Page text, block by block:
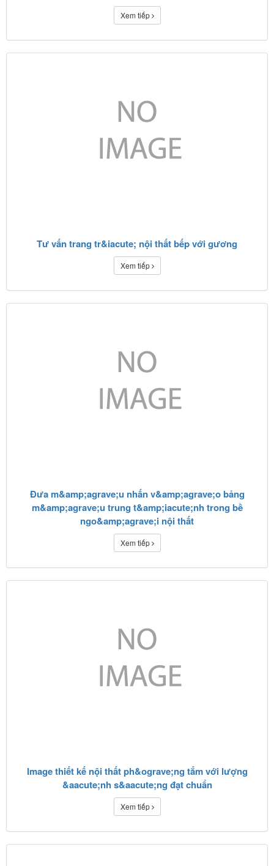
Xem tiếp
Tư vấn trang tr&iacute; nội thất bếp với gương
Xem tiếp
Đưa m&amp;agrave;u nhấn v&amp;agrave;o bảng
m&amp;agrave;u trung t&amp;iacute;nh trong bề
ngo&amp;agrave;i nội thất
Xem tiếp
Image thiết kế nội thất ph&ograve;ng tắm với lượng
&aacute;nh s&aacute;ng đạt chuẩn
Xem tiếp